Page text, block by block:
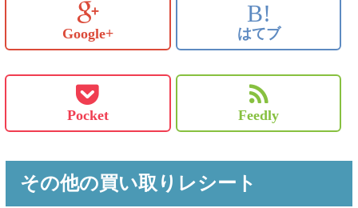
Google+
B!
はてブ
Pocket Feedly
その他の買い取りレシート